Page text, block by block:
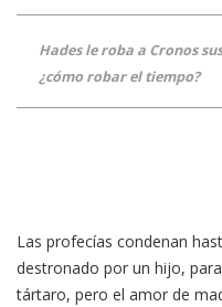
Hades le roba a Cronos
¿cómo robar el tiempo?
Las profecías condenan
destronado por un hijo,
tártaro, pero el amor de